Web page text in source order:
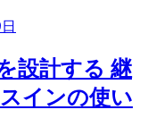
設計する 継
インの使い